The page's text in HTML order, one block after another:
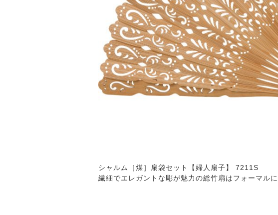
シャルム［煤］扇袋セット【婦人扇子】 7211S
繊細でエレガントな彫が魅力の総竹扇はフォーマル